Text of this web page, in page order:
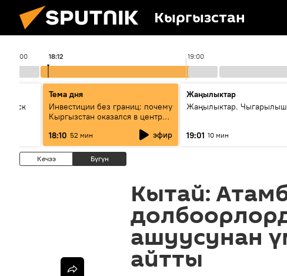
Кыргызстан
18:00 19:00
18:12
Тема дня
Инвестиции без границ: почему
Кыргызстан оказался в центре
18:10 52 мин эфир
Жаңылыктар
Жаңылыктар. Чыгарылыш
19:01 10 мин
Кечээ Бүгүн
Кытай:
ашуусунан
айтты